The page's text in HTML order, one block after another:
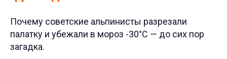
Почему советские альпинисты разрезали
палатку и убежали в мороз -30°С — до сих пор
загадка.